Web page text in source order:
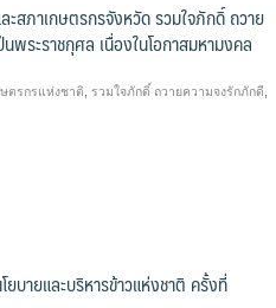
สภาเกษตรกรจังหวัด รวมใจภักดิ์ ถวาย
ระราชกุศล เนื่องในโอกาสมหามงคล
ตรกรแห่งชาติ รวมใจภักดิ์ ถวายความจงรักภักดี
บายและบริหารข้าวแห่งชาติ ครั้งที่